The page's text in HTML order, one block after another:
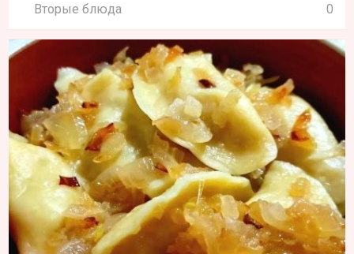
Вторые блюда 0